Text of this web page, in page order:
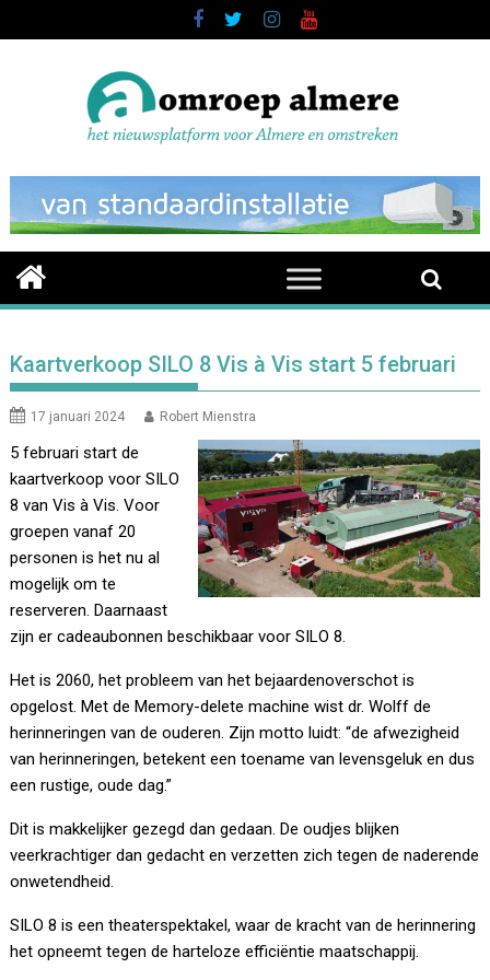
to
Kaartverkoop SILO 8 Vis à Vis start 5 februari
17 januari 2024 Robert Mienstra
5 februari start de
kaartverkoop voor SILO
8 van Vis à Vis. Voor
groepen vanaf 20
personen is het nu al
mogelijk om te
reserveren. Daarnaast
zijn er cadeaubonnen beschikbaar voor SILO 8.
Het is 2060, het probleem van het bejaardenoverschot is
opgelost. Met de Memory-delete machine wist dr. Wolff de
herinneringen van de ouderen. Zijn motto luidt: “de afwezigheid
van herinneringen, betekent een toename van levensgeluk en dus
een rustige, oude dag.”
Dit is makkelijker gezegd dan gedaan. De oudjes blijken
veerkrachtiger dan gedacht en verzetten zich tegen de naderende
onwetendheid.
SILO 8 is een theaterspektakel, waar de kracht van de herinnering
het opneemt tegen de harteloze efficiëntie maatschappij.